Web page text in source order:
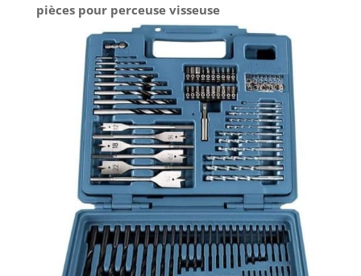
pièces pour perceuse visseuse